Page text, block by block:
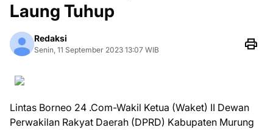
Laung Tuhup
Redaksi
Senin, 11 September 2023 13:07 WIB
Lintas Borneo 24 .Com-Wakil Ketua (Waket) II Dewan
Perwakilan Rakyat Daerah (DPRD) Kabupaten Murung